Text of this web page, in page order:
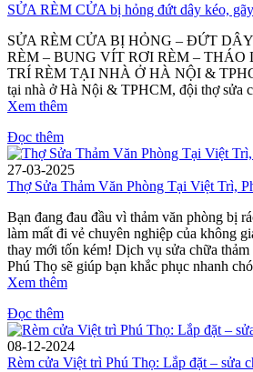
SỬA RÈM CỬA bị hỏng đứt dây kéo,
SỬA RÈM CỬA BỊ HỎNG – ĐỨT
RÈM – BUNG VÍT RƠI RÈM –
TRÍ RÈM TẠI NHÀ Ở HÀ NỘI &
tại nhà ở Hà Nội & TPHCM, đội thợ sửa
Xem thêm
Đọc thêm
27-03-2025
Thợ Sửa Thảm Văn Phòng Tại Việt Trì,
Bạn đang đau đầu vì thảm văn phòng bị
làm mất đi vẻ chuyên nghiệp của không
thay mới tốn kém! Dịch vụ sửa chữa
Phú Thọ sẽ giúp bạn khắc phục nhanh
Xem thêm
Đọc thêm
08-12-2024
Rèm cửa Việt trì Phú Thọ: Lắp đặt – sửa